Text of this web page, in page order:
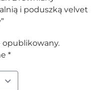
i poduszką velvet
opublikowany.
*